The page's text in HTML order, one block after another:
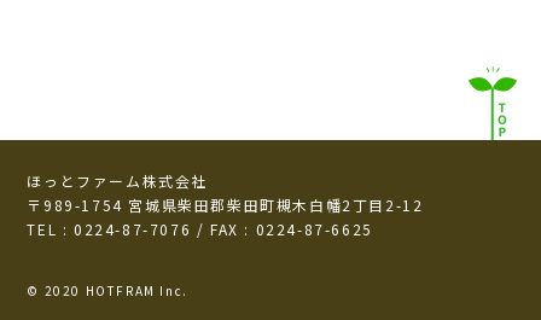
ほっとファーム株式会社
〒989-1754 宮城県柴田郡柴田町槻木白幡2丁目2-12
TEL : 0224-87-7076 / FAX : 0224-87-6625
© 2020 HOTFRAM Inc.